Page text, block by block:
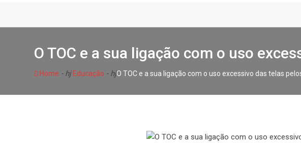
O TOC e a sua ligação com o uso
Home - hjEducação - hjO TOC e a sua ligação com o uso excessivo das telas